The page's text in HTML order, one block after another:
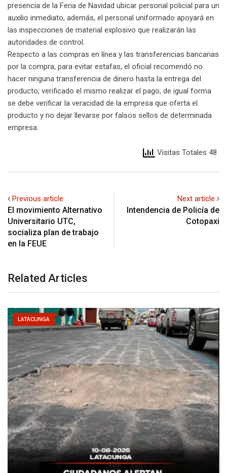
presencia de la Feria de Navidad ubicar personal policial para un
auxilio inmediato, además, el personal uniformado apoyará en
las inspecciones de material explosivo que realizarán las
autoridades de control.
Respecto a las compras en línea y las transferencias bancarias
por la compra, para evitar estafas, el oficial recomendó no
hacer ninguna transferencia de dinero hasta la entrega del
producto, verificado el mismo realizar el pago, de igual forma
se debe verificar la veracidad de la empresa que oferta el
producto y no dejar llevarse por falsos sellos de determinada
empresa.
Visitas Totales 48
Previous article
El movimiento Alternativo
Universitario UTC,
socializa plan de trabajo
en la FEUE
Next article
Intendencia de Policía de
Cotopaxi
Related Articles
LATACUNGA